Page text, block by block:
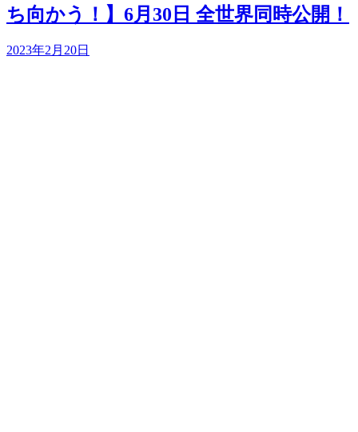
ち向かう！】6月30日 全世界同時公開！
2023年2月20日